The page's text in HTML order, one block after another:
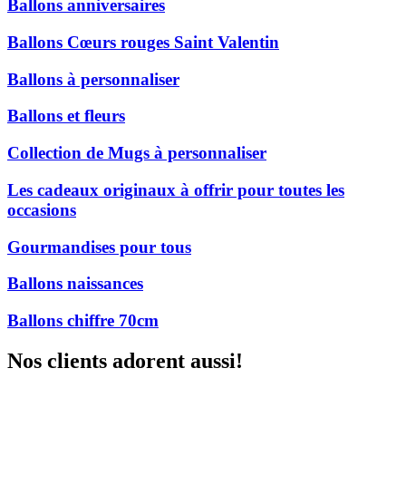
Ballons anniversaires
Ballons Cœurs rouges Saint Valentin
Ballons à personnaliser
Ballons et fleurs
Collection de Mugs à personnaliser
Les cadeaux originaux à offrir pour toutes les
occasions
Gourmandises pour tous
Ballons naissances
Ballons chiffre 70cm
Nos clients adorent aussi!